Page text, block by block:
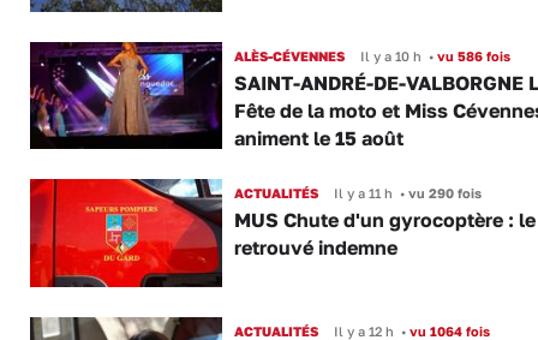
ALÈS-CÉVENNES Il y a 10 h •vu 586 fois
SAINT-ANDRÉ-DE-VALBORGNE
Fête de la moto et Miss
animent le 15 août
ACTUALITÉS Il y a 11 h •vu 290 fois
MUS Chute d'un gyrocoptère :
retrouvé indemne
ACTUALITÉS Il y a 12 h •vu 1064 fois